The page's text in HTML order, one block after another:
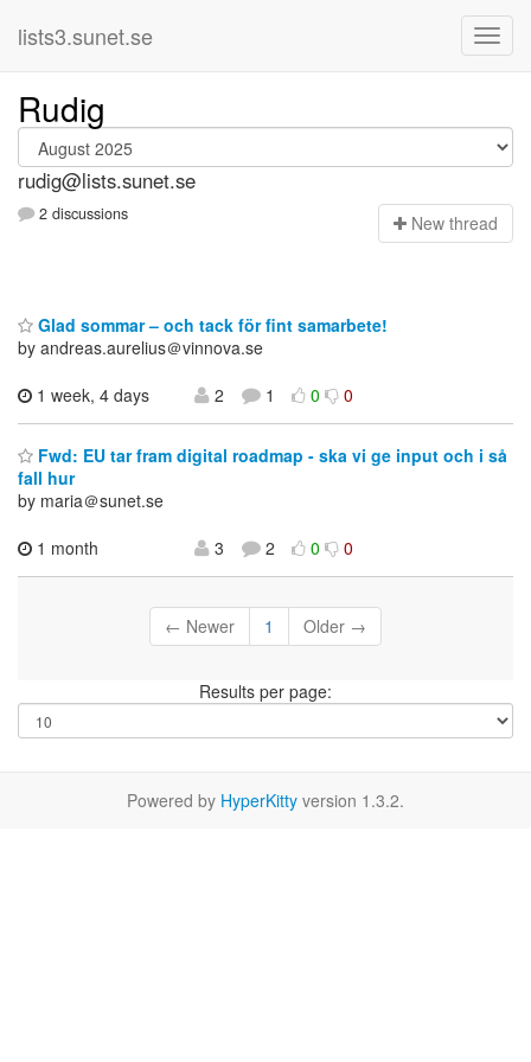
lists3.sunet.se
Rudig
rudig@lists.sunet.se
2 discussions New thread
Glad sommar – och tack för fint samarbete!
by andreas.aurelius＠vinnova.se
1 week, 4 days
2 1 0 0
Fwd: EU tar fram digital roadmap - ska vi ge input och i så
fall hur
by maria＠sunet.se
1 month
3 2 0 0
← Newer 1 Older →
Results per page:
Powered by HyperKitty version 1.3.2.